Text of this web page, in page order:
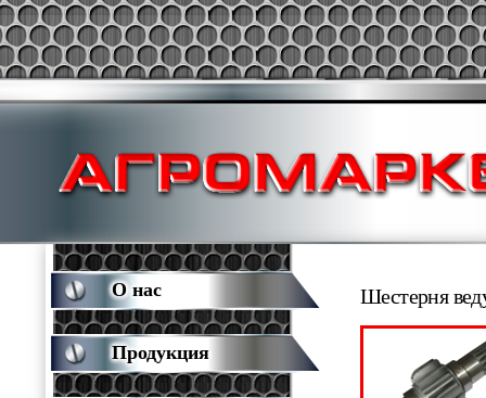
Шестерня
О нас
Продукция